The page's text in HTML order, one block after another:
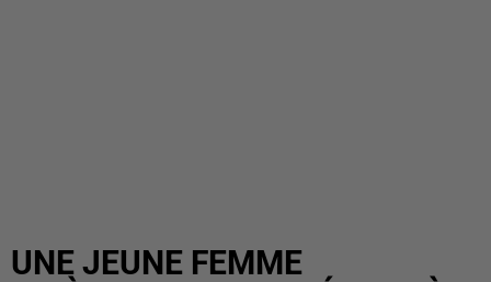
UNE JEUNE FEMME